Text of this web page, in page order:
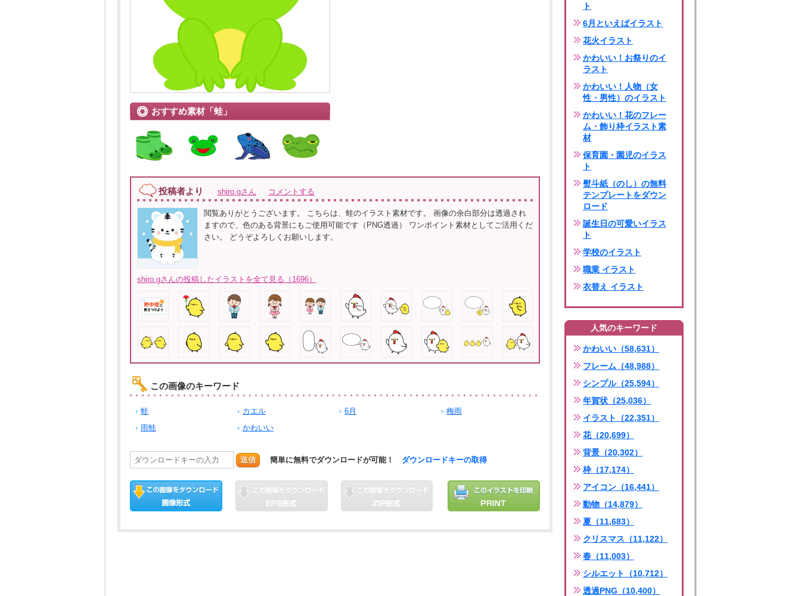
おすすめ素材「蛙」
投稿者より shiro.gさん コメントする
閲覧ありがとうございます。 こちらは、蛙のイラスト素材です。 画像の余白部分は透過され
ますので、色のある背景にもご使用可能です（PNG透過） ワンポイント素材としてご活用くだ
さい。 どうぞよろしくお願いします。
shiro.gさんの投稿したイラストを全て見る（1696）
この画像のキーワード
蛙 カエル 6月
梅雨
雨蛙
かわいい
送信 簡単に無料でダウンロードが可能！ ダウンロードキーの取得
ト
6月といえばイラスト
花火イラスト
かわいい！お祭りのイ
ラスト
かわいい！人物（女
性・男性）のイラスト
かわいい！花のフレー
ム・飾り枠イラスト素
材
保育園・園児のイラス
ト
熨斗紙（のし）の無料
テンプレートをダウン
ロード
誕生日の可愛いイラス
ト
学校のイラスト
職業 イラスト
衣替え イラスト
人気のキーワード
かわいい（58,631）
フレーム（48,988）
シンプル（25,594）
年賀状（25,036）
イラスト（22,351）
花（20,699）
背景（20,302）
枠（17,174）
アイコン（16,441）
動物（14,879）
夏（11,683）
クリスマス（11,122）
春（11,003）
シルエット（10,712）
透過PNG（10,400）